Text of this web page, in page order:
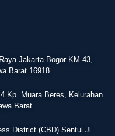
Jakarta Bogor KM 43,
Barat 16918.
Kp. Muara Beres, Kelurahan
Barat.
District (CBD) Sentul Jl.